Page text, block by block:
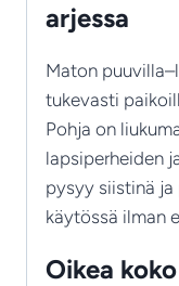
arjessa
Maton
tukevasti
Pohja on
lapsiperheiden
pysyy siistinä ja
käytössä ilman
Oikea